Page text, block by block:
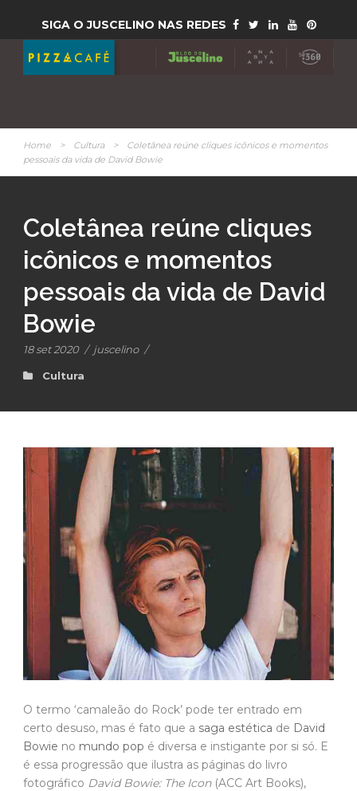
SIGA O JUSCELINO NAS REDES
Home > Cultura >
Coletânea reúne cliques icônicos e momentos
pessoais da vida de David Bowie
Coletânea reúne cliques
icônicos e momentos
pessoais da vida de David
Bowie
18 set 2020 / juscelino /
Cultura
O termo ‘camaleão do Rock’ pode ter entrado em
certo desuso, mas é fato que a saga estética de David
Bowie no mundo pop é diversa e instigante por si só. E
é essa progressão que ilustra as páginas do livro
fotográfico David Bowie: The Icon(ACC Art Books),